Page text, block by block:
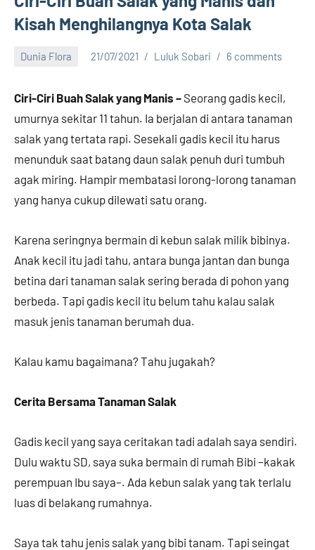
Kisah Menghilangnya Kota Salak
Dunia Flora 21/07/2021 Luluk Sobari 6 comments
Ciri-Ciri Buah Salak yang Manis – Seorang gadis kecil,
umurnya sekitar 11 tahun. Ia berjalan di antara tanaman
salak yang tertata rapi. Sesekali gadis kecil itu harus
menunduk saat batang daun salak penuh duri tumbuh
agak miring. Hampir membatasi lorong-lorong tanaman
yang hanya cukup dilewati satu orang.
Karena seringnya bermain di kebun salak milik bibinya.
Anak kecil itu jadi tahu, antara bunga jantan dan bunga
betina dari tanaman salak sering berada di pohon yang
berbeda. Tapi gadis kecil itu belum tahu kalau salak
masuk jenis tanaman berumah dua.
Kalau kamu bagaimana? Tahu jugakah?
Cerita Bersama Tanaman Salak
Gadis kecil yang saya ceritakan tadi adalah saya sendiri.
Dulu waktu SD, saya suka bermain di rumah Bibi –kakak
perempuan Ibu saya–. Ada kebun salak yang tak terlalu
luas di belakang rumahnya.
Saya tak tahu jenis salak yang bibi tanam. Tapi seingat